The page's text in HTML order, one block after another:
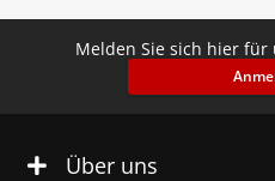
Melden Sie sich hier
Über uns